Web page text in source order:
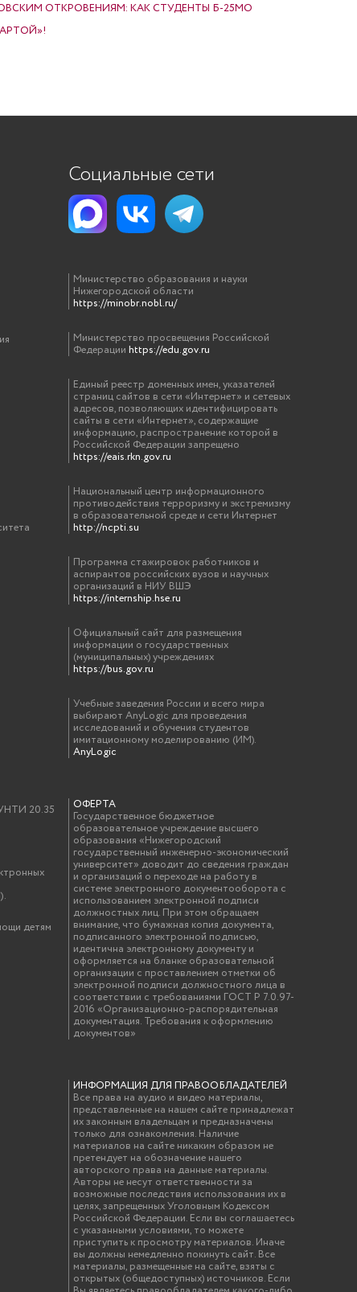
ОТКРОВЕНИЯМ: КАК СТУДЕНТЫ Б-25МО
20.35
детям
Социальные сети
Министерство образования и науки
Нижегородской области
https://minobr.nobl.ru/
Министерство просвещения Российской
Федерации https://edu.gov.ru
Единый реестр доменных имен, указателей
страниц сайтов в сети «Интернет» и сетевых
адресов, позволяющих идентифицировать
сайты в сети «Интернет», содержащие
информацию, распространение которой в
Российской Федерации запрещено
https://eais.rkn.gov.ru
Национальный центр информационного
противодействия терроризму и экстремизму
в образовательной среде и сети Интернет
http://ncpti.su
Программа стажировок работников и
аспирантов российских вузов и научных
организаций в НИУ ВШЭ
https://internship.hse.ru
Официальный сайт для размещения
информации о государственных
(муниципальных) учреждениях
https://bus.gov.ru
Учебные заведения России и всего мира
выбирают AnyLogic для проведения
исследований и обучения студентов
имитационному моделированию (ИМ).
AnyLogic
ОФЕРТА
Государственное бюджетное
образовательное учреждение высшего
образования «Нижегородский
государственный инженерно-экономический
университет» доводит до сведения граждан
и организаций о переходе на работу в
системе электронного документооборота с
использованием электронной подписи
должностных лиц. При этом обращаем
внимание, что бумажная копия документа,
подписанного электронной подписью,
идентична электронному документу и
оформляется на бланке образовательной
организации с проставлением отметки об
электронной подписи должностного лица в
соответствии с требованиями ГОСТ Р 7.0.97-
2016 «Организационно-распорядительная
документация. Требования к оформлению
документов»
ИНФОРМАЦИЯ ДЛЯ ПРАВООБЛАДАТЕЛЕЙ
Все права на аудио и видео материалы,
представленные на нашем сайте принадлежат
их законным владельцам и предназначены
только для ознакомления. Наличие
материалов на сайте никаким образом не
претендует на обозначение нашего
авторского права на данные материалы.
Авторы не несут ответственности за
возможные последствия использования их в
целях, запрещенных Уголовным Кодексом
Российской Федерации. Если вы соглашаетесь
с указанными условиями, то можете
приступить к просмотру материалов. Иначе
вы должны немедленно покинуть сайт. Все
материалы, размещенные на сайте, взяты с
открытых (общедоступных) источников. Если